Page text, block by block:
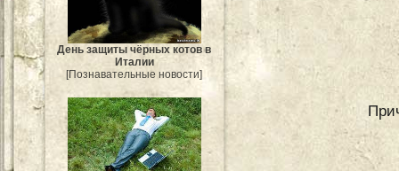
День защиты чёрных котов в
Италии
[Познавательные новости]